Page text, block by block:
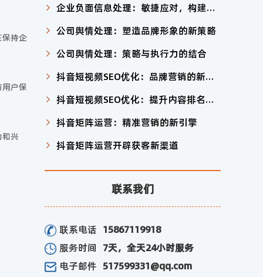
持企
户保
兴
企业负面信息处理：敏捷应对，构建信任
公司舆情处理：塑造品牌形象的新策略
公司舆情处理：策略与执行力的结合
抖音短视频SEO优化：品牌营销的新利器
抖音短视频SEO优化：提升内容排名与用户互动
抖音矩阵运营：精准营销的新引擎
抖音矩阵运营开辟获客新渠道
联系我们
联系电话 15867119918
服务时间 7天，全天24小时服务
电子邮件 517599331@qq.com